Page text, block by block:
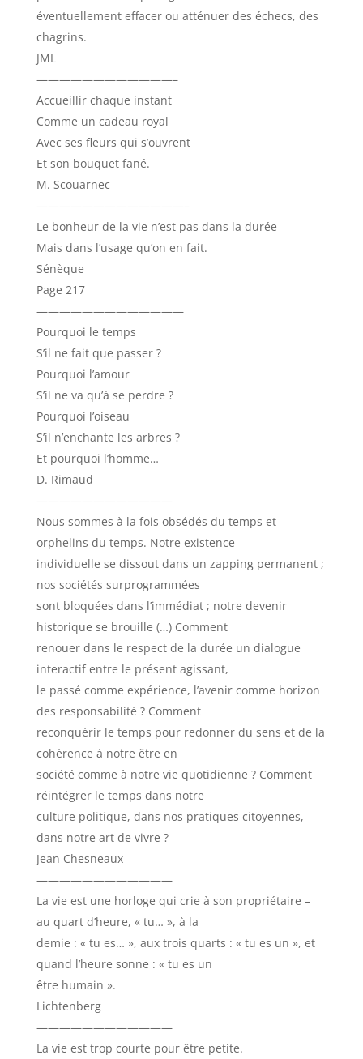
éventuellement effacer ou atténuer des échecs, des
chagrins.
JML
————————————–
Accueillir chaque instant
Comme un cadeau royal
Avec ses fleurs qui s’ouvrent
Et son bouquet fané.
M. Scouarnec
—————————————–
Le bonheur de la vie n’est pas dans la durée
Mais dans l’usage qu’on en fait.
Sénèque
Page 217
—————————————
Pourquoi le temps
S’il ne fait que passer ?
Pourquoi l’amour
S’il ne va qu’à se perdre ?
Pourquoi l’oiseau
S’il n’enchante les arbres ?
Et pourquoi l’homme…
D. Rimaud
————————————
Nous sommes à la fois obsédés du temps et
orphelins du temps. Notre existence
individuelle se dissout dans un zapping permanent ;
nos sociétés surprogrammées
sont bloquées dans l’immédiat ; notre devenir
historique se brouille (…) Comment
renouer dans le respect de la durée un dialogue
interactif entre le présent agissant,
le passé comme expérience, l’avenir comme horizon
des responsabilité ? Comment
reconquérir le temps pour redonner du sens et de la
cohérence à notre être en
société comme à notre vie quotidienne ? Comment
réintégrer le temps dans notre
culture politique, dans nos pratiques citoyennes,
dans notre art de vivre ?
Jean Chesneaux
————————————
La vie est une horloge qui crie à son propriétaire –
au quart d’heure, « tu… », à la
demie : « tu es… », aux trois quarts : « tu es un », et
quand l’heure sonne : « tu es un
être humain ».
Lichtenberg
————————————
La vie est trop courte pour être petite.